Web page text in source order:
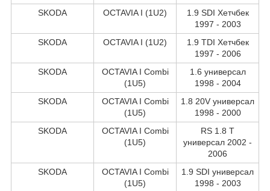
SKODA
OCTAVIA I (1U2)
1.9 SDI Хетчбек
1997 - 2003
SKODA
OCTAVIA I (1U2)
1.9 TDI Хетчбек
1997 - 2006
SKODA
OCTAVIA I Combi
(1U5)
1.6 универсал
1998 - 2004
SKODA
OCTAVIA I Combi
(1U5)
1.8 20V универсал
1998 - 2000
SKODA
OCTAVIA I Combi
(1U5)
RS 1.8 T
универсал 2002 -
2006
SKODA
OCTAVIA I Combi
(1U5)
1.9 SDI универсал
1998 - 2003